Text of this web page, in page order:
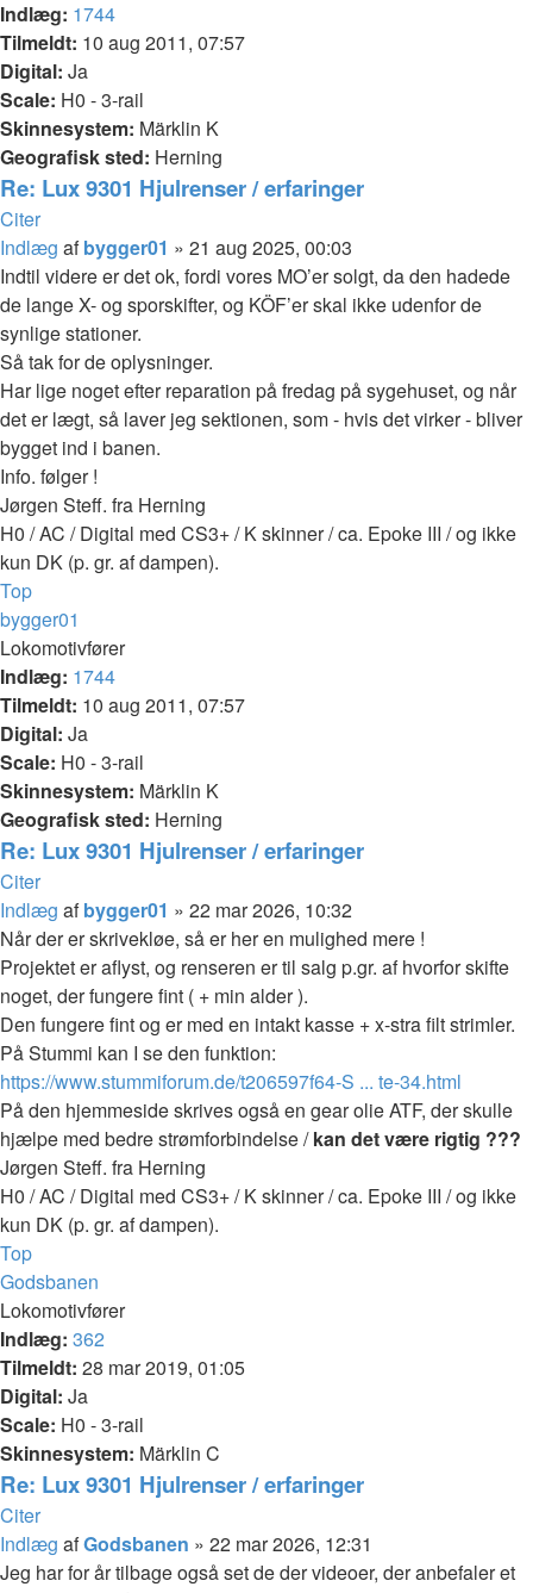
Indlæg: 1744
Tilmeldt: 10 aug 2011, 07:57
Digital: Ja
Scale: H0 - 3-rail
Skinnesystem: Märklin K
Geografisk sted: Herning
Re: Lux 9301 Hjulrenser / erfaringer
Citer
Indlæg afbygger01 » 21 aug 2025, 00:03
Indtil videre er det ok, fordi vores MO’er solgt, da den hadede
de lange X- og sporskifter, og KÖF’er skal ikke udenfor de
synlige stationer.
Så tak for de oplysninger.
Har lige noget efter reparation på fredag på sygehuset, og når
det er lægt, så laver jeg sektionen, som - hvis det virker - bliver
bygget ind i banen.
Info. følger !
Jørgen Steff. fra Herning
H0 / AC / Digital med CS3+ / K skinner / ca. Epoke III / og ikke
kun DK (p. gr. af dampen).
Top
bygger01
Lokomotivfører
Indlæg: 1744
Tilmeldt: 10 aug 2011, 07:57
Digital: Ja
Scale: H0 - 3-rail
Skinnesystem: Märklin K
Geografisk sted: Herning
Re: Lux 9301 Hjulrenser / erfaringer
Citer
Indlæg afbygger01 » 22 mar 2026, 10:32
Når der er skrivekløe, så er her en mulighed mere !
Projektet er aflyst, og renseren er til salg p.gr. af hvorfor skifte
noget, der fungere fint ( + min alder ).
Den fungere fint og er med en intakt kasse + x-stra filt strimler.
På Stummi kan I se den funktion:
https://www.stummiforum.de/t206597f64-S ... te-34.html
På den hjemmeside skrives også en gear olie ATF, der skulle
hjælpe med bedre strømforbindelse /kan det være rigtig ???
Jørgen Steff. fra Herning
H0 / AC / Digital med CS3+ / K skinner / ca. Epoke III / og ikke
kun DK (p. gr. af dampen).
Top
Godsbanen
Lokomotivfører
Indlæg: 362
Tilmeldt: 28 mar 2019, 01:05
Digital: Ja
Scale: H0 - 3-rail
Skinnesystem: Märklin C
Re: Lux 9301 Hjulrenser / erfaringer
Citer
Indlæg afGodsbanen » 22 mar 2026, 12:31
Jeg har for år tilbage også set de der videoer, der anbefaler et